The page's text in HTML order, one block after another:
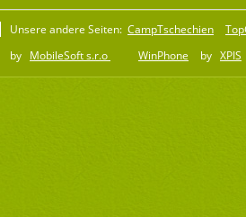
Unsere andere Seiten: CampTschechien
by MobileSoft s.r.o WinPhone by XPIS